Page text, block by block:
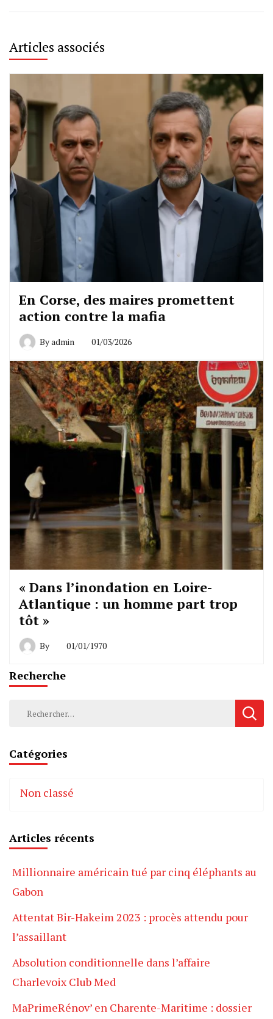
Articles associés
En Corse, des maires promettent
action contre la mafia
Byadmin 01/03/2026
« Dans l’inondation en Loire-
Atlantique : un homme part trop
tôt »
By 01/01/1970
Recherche
Rechercher :
Catégories
Non classé
Articles récents
Millionnaire américain tué par cinq éléphants au
Gabon
Attentat Bir-Hakeim 2023 : procès attendu pour
l’assaillant
Absolution conditionnelle dans l’affaire
Charlevoix Club Med
MaPrimeRénov’ en Charente-Maritime : dossier